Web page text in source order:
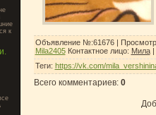
к
Объявление №:61676 |
Mila2405 Контактное лицо: Мила|
Теги: https://vk.com/
Всего комментариев: 0